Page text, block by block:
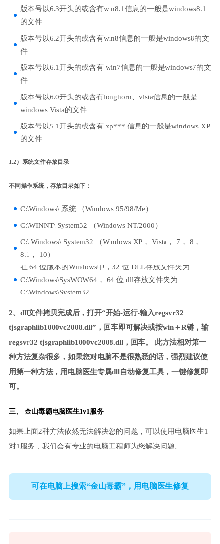
版本号以6.3开头的或含有win8.1信息的一般是windows8.1
的文件
版本号以6.2开头的或含有win8信息的一般是windows8的文
件
版本号以6.1开头的或含有 win7信息的一般是windows7的文
件
版本号以6.0开头的或含有longhorn、vista信息的一般是
windows Vista的文件
版本号以5.1开头的或含有 xp*** 信息的一般是windows XP
的文件
1.2）系统文件存放目录
不同操作系统，存放目录如下：
C:\Windows\ 系统 （Windows 95/98/Me）
C:\WINNT\ System32 （Windows NT/2000）
C:\ Windows\ System32 （Windows XP， Vista， 7， 8，
8.1， 10）
在 64 位版本的Windows中，32 位 DLL存放文件夹为
C:\Windows\SysWOW64， 64 位 dll存放文件夹为
C:\Windows\System32。
2、dll文件拷贝完成后，打开“开始-运行-输入regsvr32
tjsgraphlib1000vc2008.dll”，回车即可解决或按win＋R键，输
regsvr32 tjsgraphlib1000vc2008.dll，回车。 此方法相对第一
种方法复杂很多，如果您对电脑不是很熟悉的话，强烈建议使
用第一种方法，用电脑医生专属dll自动修复工具，一键修复即
可。
三、 金山毒霸电脑医生1v1服务
如果上面2种方法依然无法解决您的问题，可以使用电脑医生1
对1服务，我们会有专业的电脑工程师为您解决问题。
可在电脑上搜索“金山毒霸”，用电脑医生修复